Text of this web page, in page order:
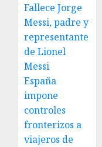
Fallece Jorge
Messi, padre y
representante
de Lionel
Messi
España
impone
controles
fronterizos a
viajeros de